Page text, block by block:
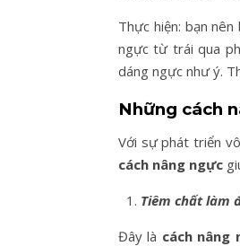
Thực hiện: bạn nên
ngực từ trái qua
dáng ngực như ý.
Những cách
Với sự phát triển
cách nâng ngực
Tiêm chất làm
Đây là cách nâng